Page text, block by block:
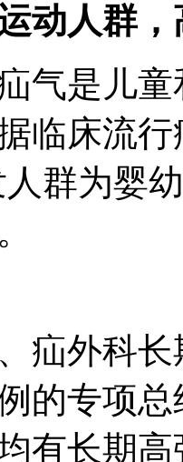
动人群
气是儿
临床流
群为婴
疝外科
的专项
有长期